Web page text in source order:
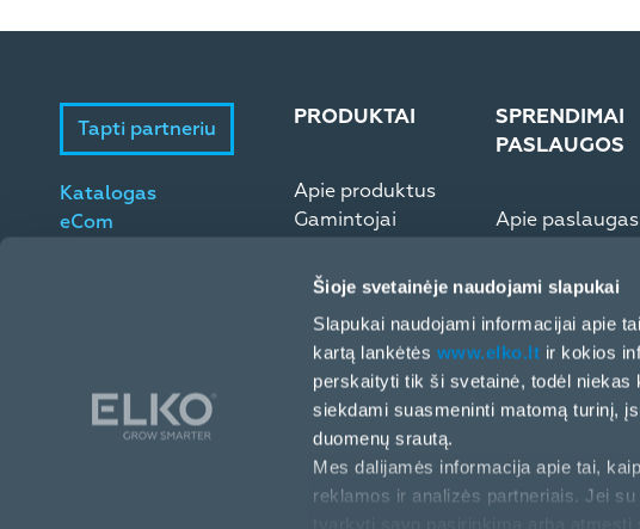
Šioje svetainėje naudojami slapukai
Slapukai naudojami informacijai apie
kartą lankėtės www.elko.lt ir kokios
perskaityti tik ši svetainė, todėl
siekdami suasmeninti matomą turinį,
duomenų srautą.
Mes dalijamės informacija apie tai,
reklamos ir analizės partneriais. Jei
Tapti partneriu
Katalogas
eCom
PRODUKTAI
Apie produktus
Gamintojai
SPRENDIMAI
PASLAUGOS
Apie paslaugas
Europos pr. 32 (II a.), Kaunas, LT-46326, Lietuva